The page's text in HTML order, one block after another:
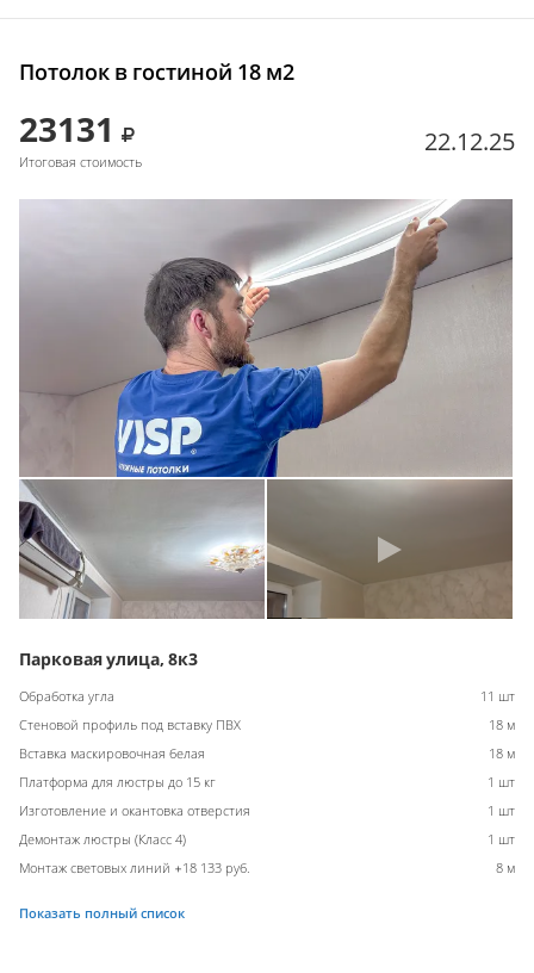
Потолок в гостиной 18 м2
23131
Итоговая стоимость
22.12.25
Парковая улица, 8к3
Обработка угла
11 шт
Стеновой профиль под вставку ПВХ
18 м
Вставка маскировочная белая
18 м
Платформа для люстры до 15 кг
1 шт
Изготовление и окантовка отверстия
1 шт
Демонтаж люстры (Класс 4)
1 шт
Монтаж световых линий +18 133 руб.
8 м
Показать полный список